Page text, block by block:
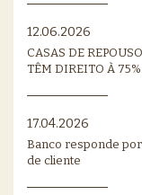
12.06.2026
CASAS DE
TÊM DIREITO À
17.04.2026
Banco responde
de cliente